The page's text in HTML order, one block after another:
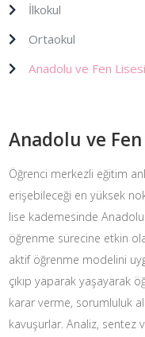
İlkokul
Ortaokul
Anadolu ve Fen Lisesi
Anadolu ve
Öğrenci merkezli eğitim
erişebileceği en yüksek
lise kademesinde
öğrenme sürecine etkin
aktif öğrenme modelini
çıkıp yaparak yaşayarak
karar verme, sorumluluk
kavuşurlar. Analiz, sentez